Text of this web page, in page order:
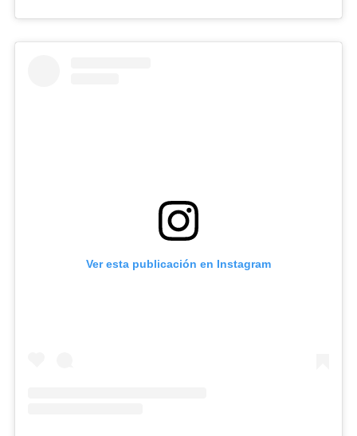
Ver esta publicación en Instagram